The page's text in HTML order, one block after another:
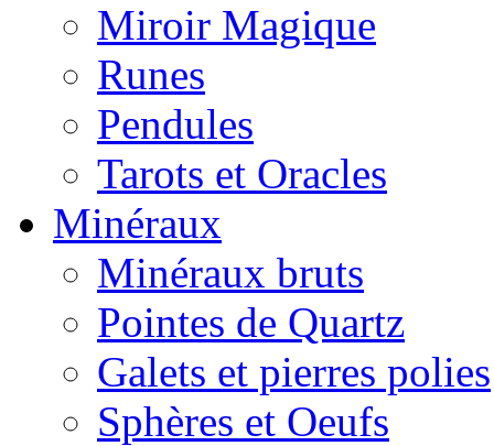
Miroir Magique
Runes
Pendules
Tarots et Oracles
Minéraux
Minéraux bruts
Pointes de Quartz
Galets et pierres polies
Sphères et Oeufs